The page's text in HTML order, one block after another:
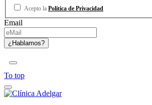
Acepto la Política de Privacidad
Email
To top